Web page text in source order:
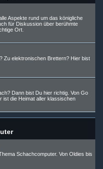
Aspekte rund um das königliche
für Diskussion über berühmte
Ort.
Zu elektronischen Brettern? Hier bist
Dann bist Du hier richtig. Von Go
ist die Heimat aller klassischen
Schachcomputer. Von Oldies bis